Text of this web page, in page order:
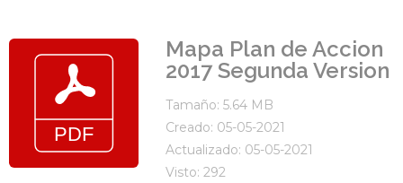
Mapa Plan de Accion
2017 Segunda Version
Tamaño: 5.64 MB
Creado: 05-05-2021
Actualizado: 05-05-2021
Visto: 292